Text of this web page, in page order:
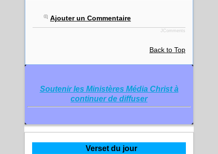
Ajouter un Commentaire
JComments
Back to Top
Soutenir les Ministères Média Christ à
continuer de diffuser
Verset du jour